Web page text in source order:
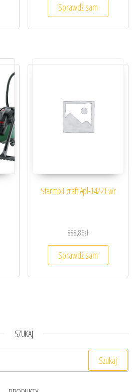
Sprawdź sam
Starmix Ecraft Apl-1422 Ewr
888,86zł
Sprawdź sam
SZUKAJ